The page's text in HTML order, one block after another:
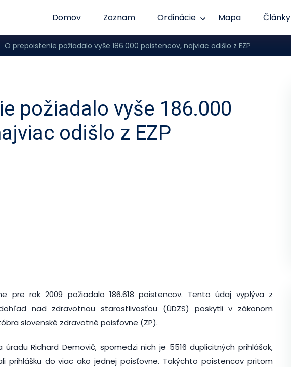
Domov Zoznam Ordinácie Mapa Články
O prepoistenie požiadalo vyše 186.000 poistencov, najviac odišlo z EZP
požiadalo vyše 186.000
odišlo z EZP
pre rok 2009 požiadalo 186.618 poistencov. Tento údaj vyplýva z
nad zdravotnou starostlivosťou (ÚDZS) poskytli v zákonom
slovenské zdravotné poisťovne (ZP).
Richard Demovič, spomedzi nich je 5516 duplicitných prihlášok,
prihlášku do viac ako jednej poisťovne. Takýchto poistencov pritom